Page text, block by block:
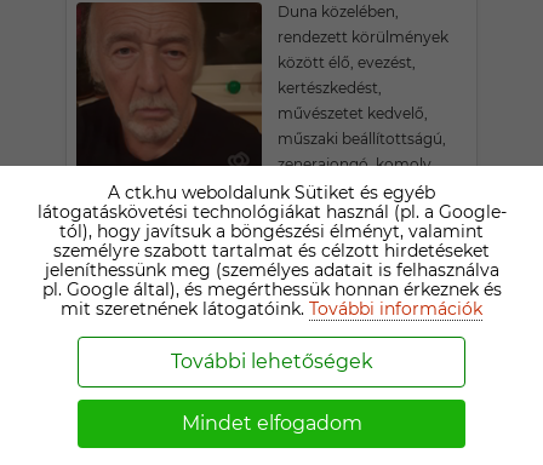
Duna közelében,
rendezett körülmények
között élő, evezést,
kertészkedést,
művészetet kedvelő,
műszaki beállítottságú,
zenerajongó, komoly
kapcsolat kialakításához,
várja , hasonló korú,
érdeklődésű kedves hölgy
visszajelzését.
DANIELK
71 ÉVES GÖDI TÁRSKERESŐ
Nem hivalkodó,de
megfelelő egzisztenciával
rendelkező,szabad ember
A ctk.hu weboldalunk Sütiket és egyéb
látogatáskövetési technológiákat használ (pl. a Google-
tól), hogy javítsuk a böngészési élményt, valamint
személyre szabott tartalmat és célzott hirdetéseket
jeleníthessünk meg (személyes adatait is felhasználva
pl. Google által), és megérthessük honnan érkeznek és
mit szeretnének látogatóink. További információk
További lehetőségek
Mindet elfogadom